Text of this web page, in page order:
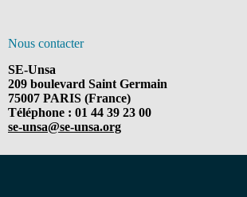
Nous contacter
SE-Unsa
209 boulevard Saint Germain
75007 PARIS (France)
Téléphone : 01 44 39 23 00
se-unsa@se-unsa.org